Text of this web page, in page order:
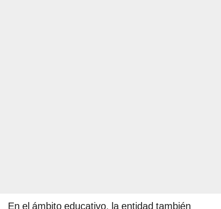
En el ámbito educativo, la entidad también